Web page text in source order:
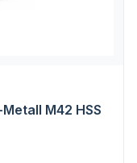
M42 HSS